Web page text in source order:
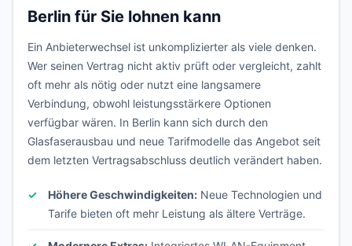
Berlin für Sie lohnen kann
Ein Anbieterwechsel ist unkomplizierter als viele denken.
Wer seinen Vertrag nicht aktiv prüft oder vergleicht, zahlt
oft mehr als nötig oder nutzt eine langsamere
Verbindung, obwohl leistungsstärkere Optionen
verfügbar wären. In Berlin kann sich durch den
Glasfaserausbau und neue Tarifmodelle das Angebot seit
dem letzten Vertragsabschluss deutlich verändert haben.
Höhere Geschwindigkeiten: Neue Technologien und
Tarife bieten oft mehr Leistung als ältere Verträge.